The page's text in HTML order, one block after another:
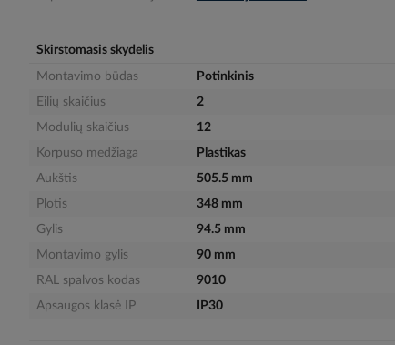
Skirstomasis skydelis
Montavimo būdas
Potinkinis
Eilių skaičius
2
Modulių skaičius
12
Korpuso medžiaga
Plastikas
Aukštis
505.5 mm
Plotis
348 mm
Gylis
94.5 mm
Montavimo gylis
90 mm
RAL spalvos kodas
9010
Apsaugos klasė IP
IP30